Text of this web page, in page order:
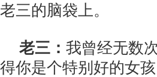
老三的脑袋上。
老三： 我曾经无数
得你是个特别好的女